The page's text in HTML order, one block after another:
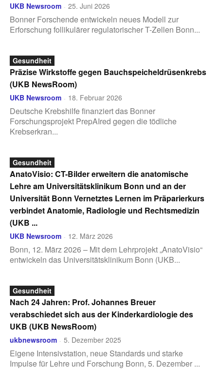
UKB Newsroom - 25. Juni 2026
Bonner Forschende entwickeln neues Modell zur
Erforschung follikulärer regulatorischer T-Zellen Bonn...
Gesundheit
Präzise Wirkstoffe gegen Bauchspeicheldrüsenkrebs
(UKB NewsRoom)
UKB Newsroom - 18. Februar 2026
Deutsche Krebshilfe finanziert das Bonner
Forschungsprojekt PrepAIred gegen die tödliche
Krebserkran...
Gesundheit
AnatoVisio: CT-Bilder erweitern die anatomische
Lehre am Universitätsklinikum Bonn und an der
Universität Bonn Vernetztes Lernen im Präparierkurs
verbindet Anatomie, Radiologie und Rechtsmedizin
(UKB ...
UKB Newsroom - 12. März 2026
Bonn, 12. März 2026 – Mit dem Lehrprojekt „AnatoVisio“
entwickeln das Universitätsklinikum Bonn (UKB...
Gesundheit
Nach 24 Jahren: Prof. Johannes Breuer
verabschiedet sich aus der Kinderkardiologie des
UKB (UKB NewsRoom)
ukbnewsroom - 5. Dezember 2025
Eigene Intensivstation, neue Standards und starke
Impulse für Lehre und Forschung Bonn, 5. Dezember ...